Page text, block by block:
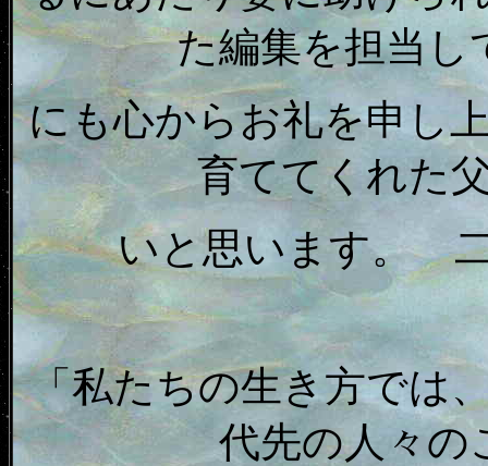
た編集を担当し
にも心からお礼を申し
育ててくれた
いと思います。
「私たちの生き方では
代先の人々の